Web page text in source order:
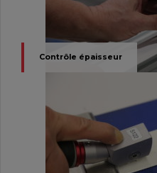
Contrôle épaisseur